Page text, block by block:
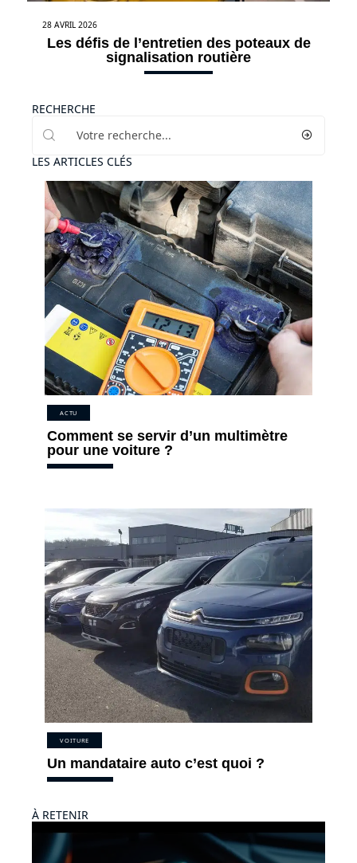
28 AVRIL 2026
Les défis de l’entretien des poteaux de
signalisation routière
RECHERCHE
LES ARTICLES CLÉS
ACTU
Comment se servir d’un multimètre
pour une voiture ?
VOITURE
Un mandataire auto c’est quoi ?
À RETENIR